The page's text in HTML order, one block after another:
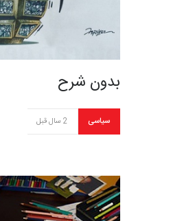
بدون شرح
سیاسی 2 سال قبل